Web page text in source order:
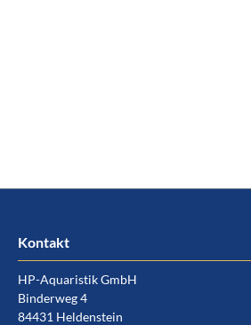
Kontakt
HP-Aquaristik GmbH
Binderweg 4
84431 Heldenstein